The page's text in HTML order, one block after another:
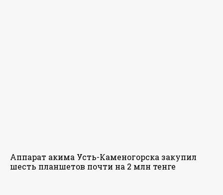
Аппарат акима Усть-Каменогорска закупил
шесть планшетов почти на 2 млн тенге